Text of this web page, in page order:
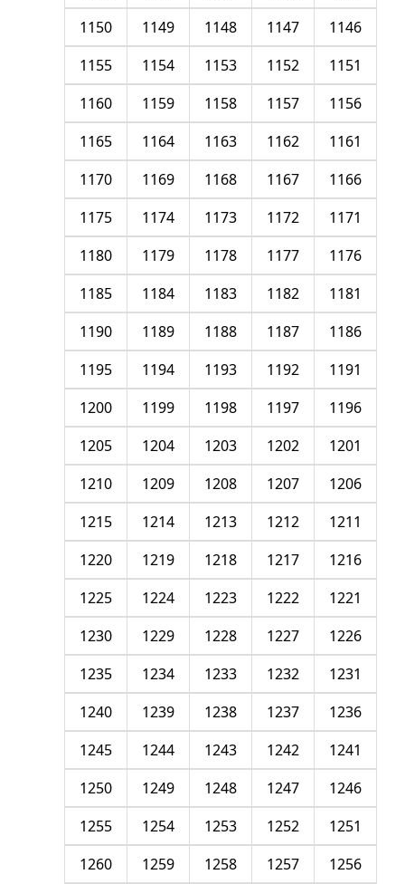
1146
1147
1148
1149
1150
1151
1152
1153
1154
1155
1156
1157
1158
1159
1160
1161
1162
1163
1164
1165
1166
1167
1168
1169
1170
1171
1172
1173
1174
1175
1176
1177
1178
1179
1180
1181
1182
1183
1184
1185
1186
1187
1188
1189
1190
1191
1192
1193
1194
1195
1196
1197
1198
1199
1200
1201
1202
1203
1204
1205
1206
1207
1208
1209
1210
1211
1212
1213
1214
1215
1216
1217
1218
1219
1220
1221
1222
1223
1224
1225
1226
1227
1228
1229
1230
1231
1232
1233
1234
1235
1236
1237
1238
1239
1240
1241
1242
1243
1244
1245
1246
1247
1248
1249
1250
1251
1252
1253
1254
1255
1256
1257
1258
1259
1260